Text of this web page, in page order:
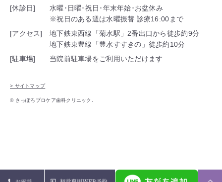
[休診日]
水曜･日曜･祝日･年末年始･お盆休み
※祝日のある週は水曜振替 診療16:00まで
[アクセス]
地下鉄東西線「菊水駅」2番出口から徒歩約9分
地下鉄東豊線「豊水すすきの」徒歩約10分
[駐車場]
当院前駐車場をご利用いただけます
> サイトマップ
© さっぽろプロケア歯科クリニック.